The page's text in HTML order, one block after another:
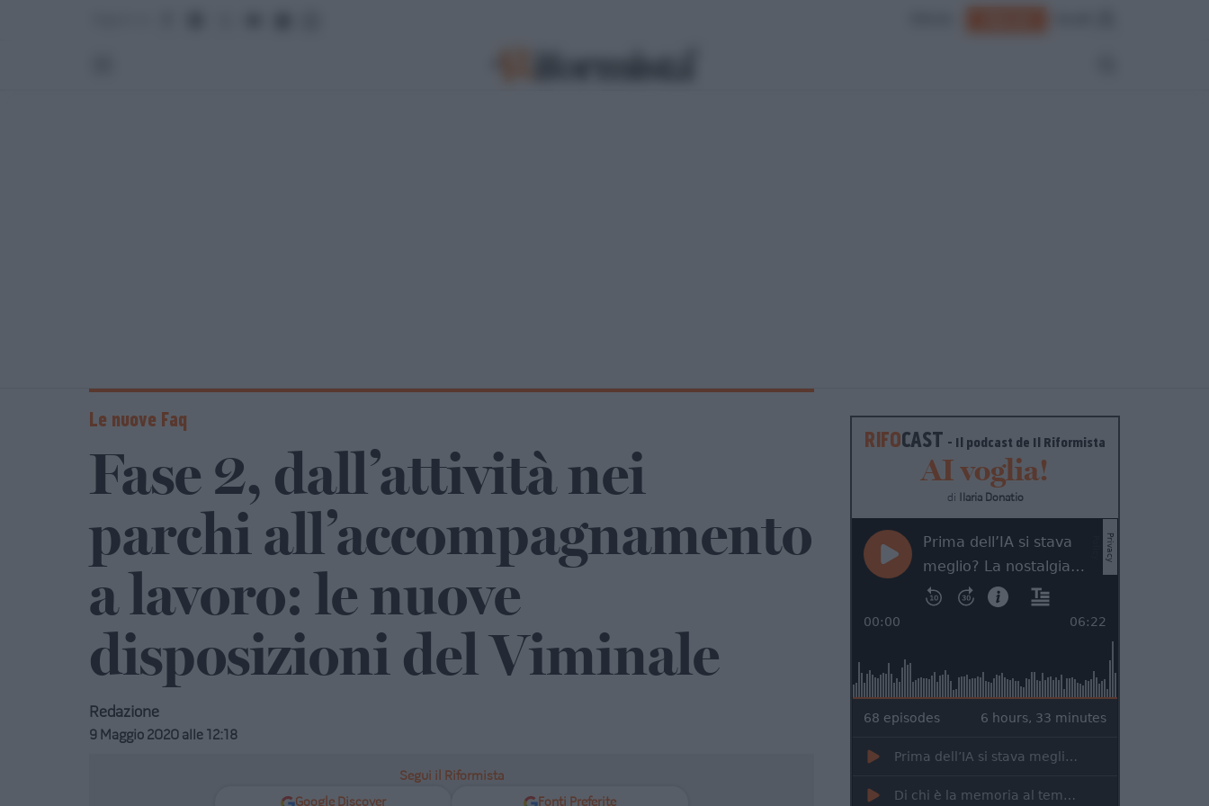
Le nuove Faq
Fase 2, dall’attività nei
parchi all’accompagnamento
a lavoro: le nuove
disposizioni del Viminale
Redazione
9 Maggio 2020 alle 12:18
Segui il Riformista
Google Discover
Fonti Preferite
RIFOCAST - Il podcast de Il Riformista
AI voglia!
di Ilaria Donatio